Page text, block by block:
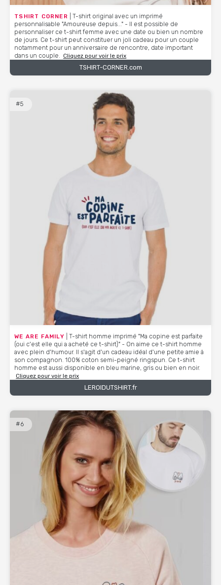
TSHIRT CORNER
| T-shirt original avec un imprimé
personnalisable "Amoureuse depuis..." - Il est possible de
personnaliser ce t-shirt femme avec une date ou bien un nombre
de jours. Ce t-shirt peut constituer un joli cadeau pour un couple
notamment pour un anniversaire de rencontre, date important
dans un couple.
Cliquez pour voir le prix
TSHIRT-CORNER.com
#5
WE ARE FAMILY | T-shirt homme imprimé "Ma copine est parfaite
(oui c'est elle qui a acheté ce t-shirt)" - On aime ce t-shirt homme
avec plein d'humour. Il s'agit d'un cadeau idéal d'une petite amie à
son compagnon. 100% coton semi-peigné ringspun. Ce t-shirt
homme est aussi disponible en bleu marine, gris ou bien en noir.
Cliquez pour voir le prix
LEROIDUTSHIRT.fr
#6